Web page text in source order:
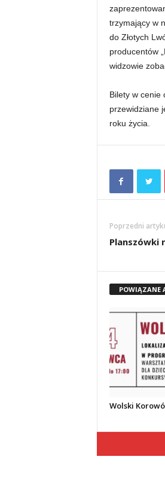
trzymający w
do Złotych
producentów
widzowie
Bilety w cenie
przewidziane
roku życia.
Poprzedni
Planszówki
POWIĄZANE
Wolski